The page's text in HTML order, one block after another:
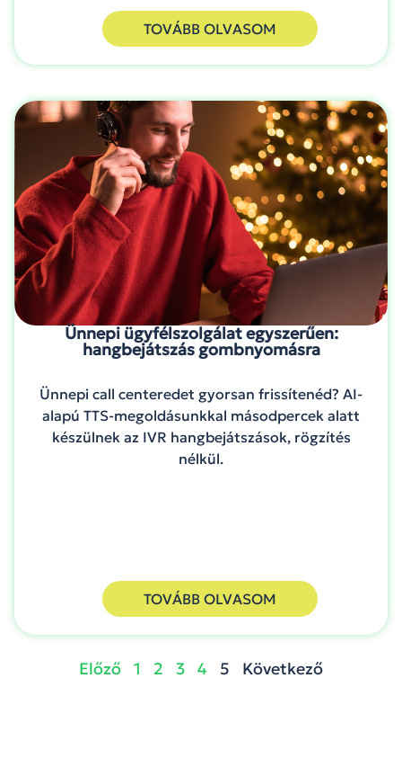
TOVÁBB OLVASOM
Ünnepi ügyfélszolgálat egyszerűen:
hangbejátszás gombnyomásra
Ünnepi call centeredet gyorsan frissítenéd? AI-
alapú TTS-megoldásunkkal másodpercek alatt
készülnek az IVR hangbejátszások, rögzítés
nélkül.
TOVÁBB OLVASOM
Előző 1 2 3 4 5 Következő